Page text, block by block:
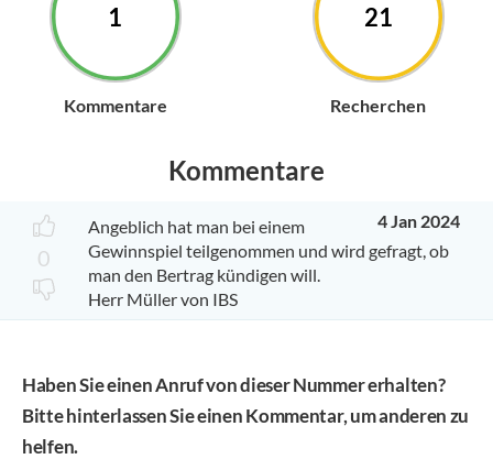
1
Kommentare
21
Recherchen
Kommentare
0
4 Jan 2024
Angeblich hat man bei einem
Gewinnspiel teilgenommen und wird gefragt, ob
man den Bertrag kündigen will.
Herr Müller von IBS
Haben Sie einen Anruf von dieser Nummer erhalten?
Bitte hinterlassen Sie einen Kommentar, um anderen zu
helfen.